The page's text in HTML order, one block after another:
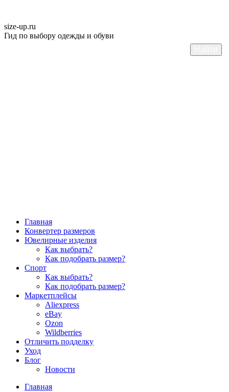
size-up.ru
Гид по выбору одежды и обуви
Главная
Конвертер размеров
Ювелирные изделия
Как выбрать?
Как подобрать размер?
Спорт
Как выбрать?
Как подобрать размер?
Маркетплейсы
Aliexpress
eBay
Ozon
Wildberries
Отличить подделку
Уход
Блог
Новости
Главная